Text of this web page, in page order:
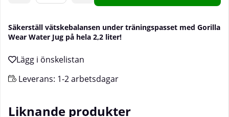
Säkerställ vätskebalansen under träningspasset med Gorilla
Wear Water Jug på hela 2,2 liter!
Leverans: 1-2 arbetsdagar
Liknande produkter